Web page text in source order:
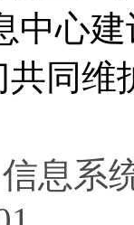
中心建
共同
信息系